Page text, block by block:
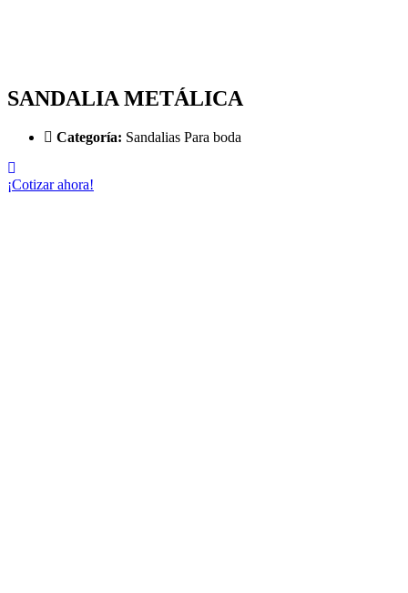
SANDALIA METÁLICA
Categoría: Sandalias Para boda
¡Cotizar ahora!